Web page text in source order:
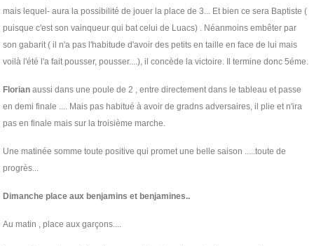
mais lequel- aura la possibilité de jouer la place de 3... Et bien ce sera Baptiste (
puisque c'est son vainqueur qui bat celui de Luacs) . Néanmoins embêter par
son gabarit ( il n'a pas l'habitude d'avoir des petits en taille en face de lui mais
voilà l'été l'a fait pousser, pousser....), il concède la victoire. Il termine donc 5éme.
Florian aussi dans une poule de 2 , entre directement dans le tableau et passe
en demi finale .... Mais pas habitué à avoir de gradns adversaires, il plie et n'ira
pas en finale mais sur la troisième marche.
Une matinée somme toute positive qui promet une belle saison .....toute de
progrès...
Dimanche place aux benjamins et benjamines..
Au matin , place aux garçons....